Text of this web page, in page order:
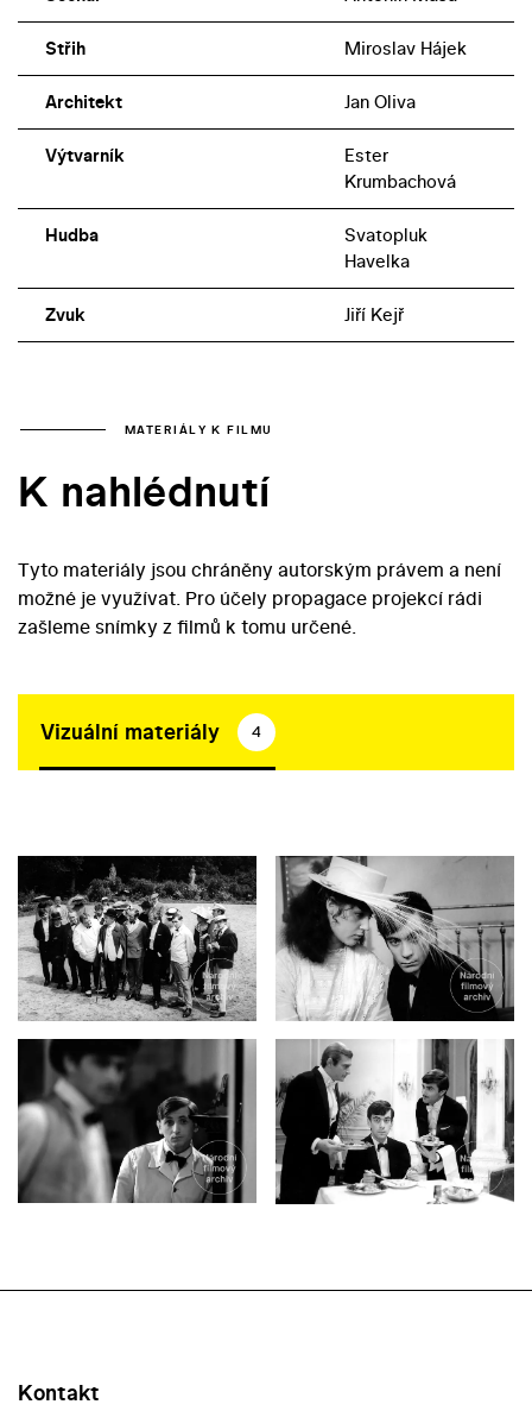
Střih Miroslav Hájek
Architekt Jan Oliva
Výtvarník
Ester
Krumbachová
Hudba
Svatopluk
Havelka
Zvuk Jiří Kejř
MATERIÁLY K FILMU
K nahlédnutí
Tyto materiály jsou chráněny autorským právem a není
možné je využívat. Pro účely propagace projekcí rádi
zašleme snímky z filmů k tomu určené.
Vizuální materiály 4
Kontakt